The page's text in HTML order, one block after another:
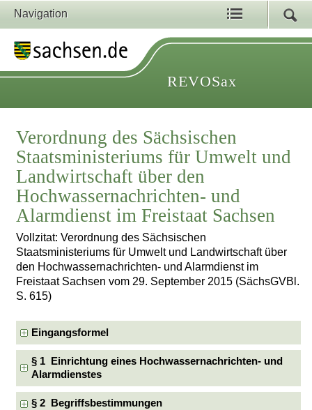
Navigation
REVOSax
Verordnung des Sächsischen
Staatsministeriums für Umwelt und
Landwirtschaft über den
Hochwassernachrichten- und
Alarmdienst im Freistaat Sachsen
Vollzitat: Verordnung des Sächsischen
Staatsministeriums für Umwelt und Landwirtschaft über
den Hochwassernachrichten- und Alarmdienst im
Freistaat Sachsen vom 29. September 2015 (SächsGVBl.
S. 615)
Eingangsformel
§ 1 Einrichtung eines Hochwassernachrichten- und
Alarmdienstes
§ 2 Begriffsbestimmungen